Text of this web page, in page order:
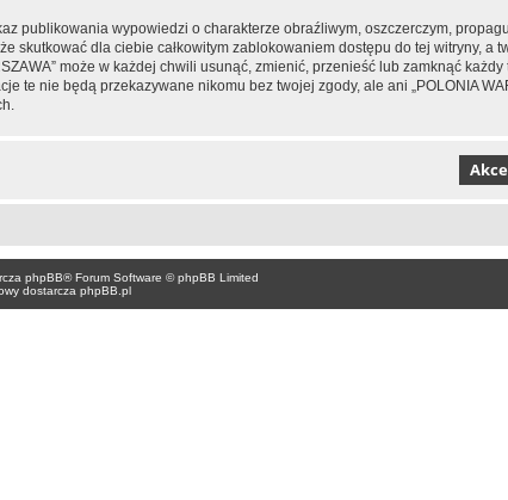
publikowania wypowiedzi o charakterze obraźliwym, oszczerczym,
skutkować dla ciebie całkowitym zablokowaniem dostępu do tej witryny,
może w każdej chwili usunąć, zmienić, przenieść lub zamknąć
te nie będą przekazywane nikomu bez twojej zgody, ale ani „POLONIA
phpBB® Forum Software © phpBB Limited
dostarcza phpBB.pl